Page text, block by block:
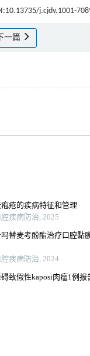
j.cjdv.1001-
下一篇